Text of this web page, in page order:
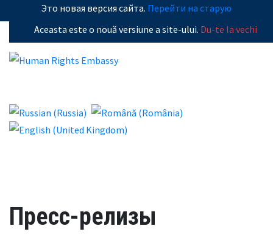
Это новая версия сайта. Перейти на старую
Aceasta este o nouă versiune a site-ului. Du-te la vechi
Пресс-релизы